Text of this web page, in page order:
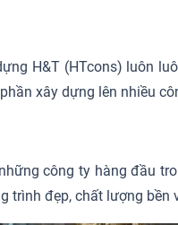
H&T (HTcons) luôn
xây dựng lên nhiều
công ty hàng đầu
trình đẹp, chất lượng bền